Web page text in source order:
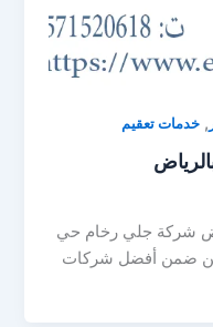
,خدمات تعقيم
شركة جلي رخام حي
من ضمن أفضل شركات